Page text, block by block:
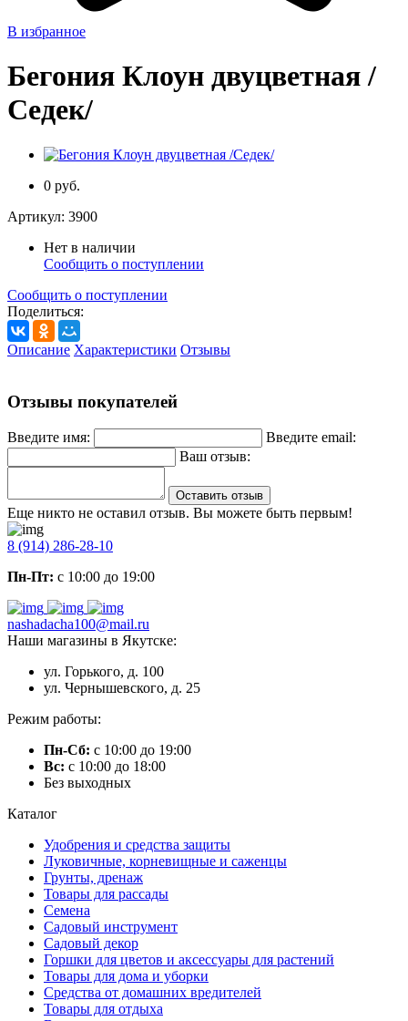
В избранное
Бегония Клоун двуцветная /
Седек/
0 руб.
Артикул: 3900
Нет в наличии
Сообщить о поступлении
Сообщить о поступлении
Поделиться:
Описание Характеристики Отзывы
Отзывы покупателей
Введите имя:
Введите email:
Ваш отзыв:
Оставить отзыв
Еще никто не оставил отзыв. Вы можете быть первым!
8 (914) 286-28-10
Пн-Пт: с 10:00 до 19:00
nashadacha100@mail.ru
Наши магазины в Якутске:
ул. Горького, д. 100
ул. Чернышевского, д. 25
Режим работы:
Пн-Сб: с 10:00 до 19:00
Вс: с 10:00 до 18:00
Без выходных
Каталог
Удобрения и средства защиты
Луковичные, корневищные и саженцы
Грунты, дренаж
Товары для рассады
Семена
Садовый инструмент
Садовый декор
Горшки для цветов и аксессуары для растений
Товары для дома и уборки
Средства от домашних вредителей
Товары для отдыха